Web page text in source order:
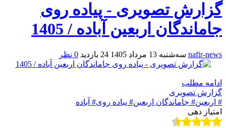
گزارش تصویری - پیاده روی
جاماندگان اربعین آباده / 1405
nafir-news سه‌شنبه 13 مرداد 1405 24 بازدید 0 نظر
ادامه مطلب
گزارش تصویری
# اربعین# جاماندگان اربعین# پیاده روی# آباده
امتیاز دهی